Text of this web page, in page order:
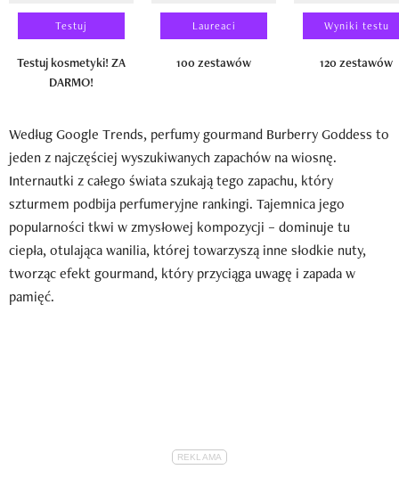
Testuj
Testuj kosmetyki! ZA
DARMO!
Laureaci
100 zestawów
Wyniki testu
120 zestawów
Według Google Trends, perfumy gourmand Burberry Goddess to
jeden z najczęściej wyszukiwanych zapachów na wiosnę.
Internautki z całego świata szukają tego zapachu, który
szturmem podbija perfumeryjne rankingi. Tajemnica jego
popularności tkwi w zmysłowej kompozycji – dominuje tu
ciepła, otulająca wanilia, której towarzyszą inne słodkie nuty,
tworząc efekt gourmand, który przyciąga uwagę i zapada w
pamięć.